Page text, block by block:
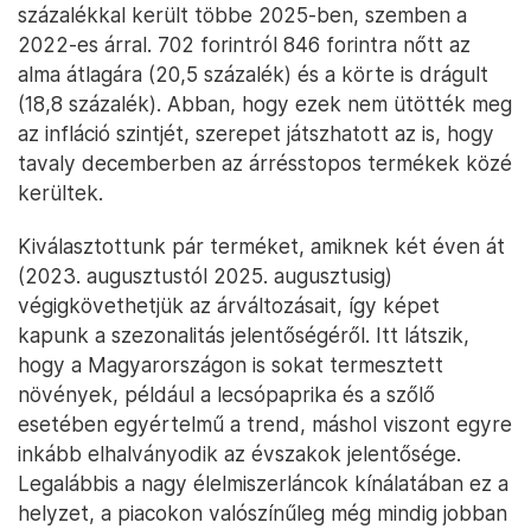
százalékkal került többe 2025-ben, szemben a
2022-es árral. 702 forintról 846 forintra nőtt az
alma átlagára (20,5 százalék) és a körte is drágult
(18,8 százalék). Abban, hogy ezek nem ütötték meg
az infláció szintjét, szerepet játszhatott az is, hogy
tavaly decemberben az árrésstopos termékek közé
kerültek.
Kiválasztottunk pár terméket, amiknek két éven át
(2023. augusztustól 2025. augusztusig)
végigkövethetjük az árváltozásait, így képet
kapunk a szezonalitás jelentőségéről. Itt látszik,
hogy a Magyarországon is sokat termesztett
növények, például a lecsópaprika és a szőlő
esetében egyértelmű a trend, máshol viszont egyre
inkább elhalványodik az évszakok jelentősége.
Legalábbis a nagy élelmiszerláncok kínálatában ez a
helyzet, a piacokon valószínűleg még mindig jobban